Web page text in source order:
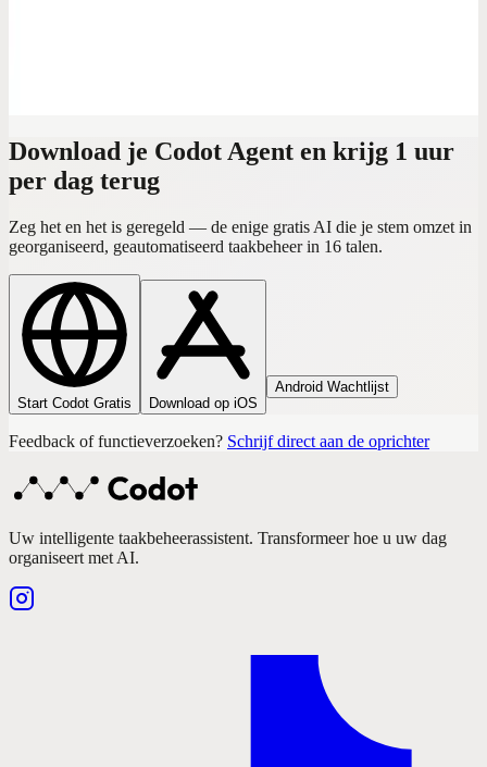
Download je Codot Agent en krijg 1 uur
per dag terug
Zeg het en het is geregeld — de enige gratis AI die je stem omzet in
georganiseerd, geautomatiseerd taakbeheer in 16 talen.
Start Codot Gratis Download op iOS
Android Wachtlijst
Feedback of functieverzoeken? Schrijf direct aan de oprichter
Uw intelligente taakbeheerassistent. Transformeer hoe u uw dag
organiseert met AI.